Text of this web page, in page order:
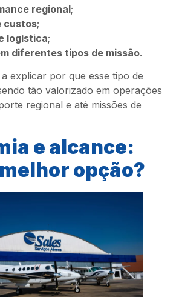
regional;
custos;
logística;
diferentes tipos de missão.
explicar por que esse tipo de
tão valorizado em operações
regional e até missões de
e alcance:
opção?